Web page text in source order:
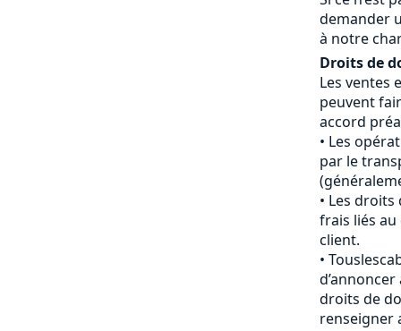
demander
à notre
Droits de
Les ventes
peuvent
accord
Les
par le
Les droits
frais liés
client.
droits de
renseigner